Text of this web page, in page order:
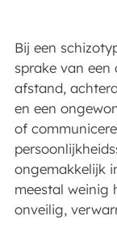
Bij een
sprake van
afstand,
en een
of
ongemakkelijk
meestal weinig
onveilig,